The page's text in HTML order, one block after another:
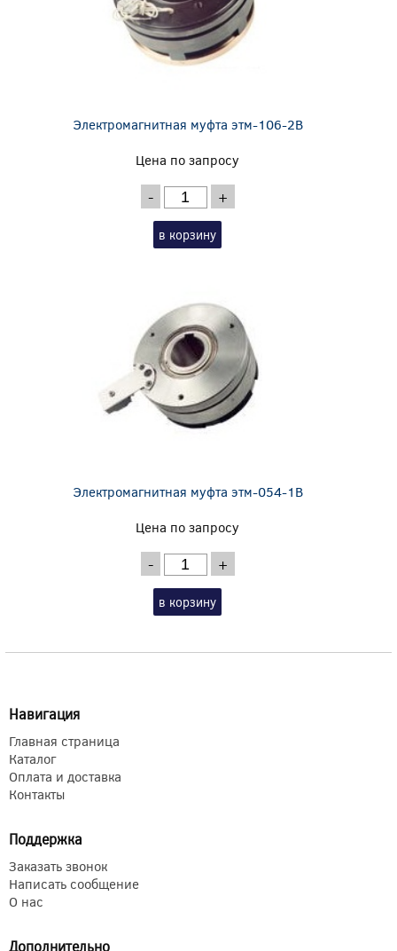
Электромагнитная муфта этм-106-2В
Цена по запросу
- +
в корзину
Электромагнитная муфта этм-054-1В
Цена по запросу
- +
в корзину
Навигация
Главная страница
Каталог
Оплата и доставка
Контакты
Поддержка
Заказать звонок
Написать сообщение
О нас
Дополнительно